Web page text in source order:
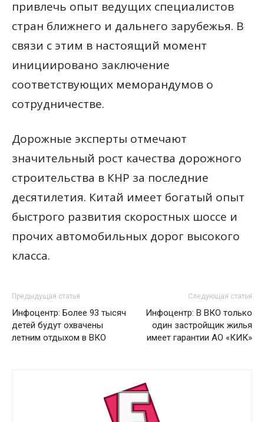
привлечь опыт ведущих специалистов
стран ближнего и дальнего зарубежья. В
связи с этим в настоящий момент
инициировано заключение
соответствующих меморандумов о
сотрудничестве.
Дорожные эксперты отмечают
значительный рост качества дорожного
строительства в КНР за последние
десятилетия. Китай имеет богатый опыт
быстрого развития скоростных шоссе и
прочих автомобильных дорог высокого
класса.
Предыдущая статья
Инфоцентр: Более 93 тысяч
детей будут охвачены
летним отдыхом в ВКО
Следующая статья
Инфоцентр: В ВКО только
один застройщик жилья
имеет гарантии АО «КИК»